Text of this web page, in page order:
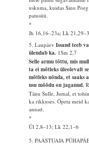
uskuma, kuidas Sinu
patusüü.
*
Jh 16,16–23a; Lk
5. LaupäevIssand teeb
ülendab ka. 1Sm 2,7
Selle armu tõttu, mis
ta ei mõtleks üleolevalt
mõtleks nõnda, et saaks
usu mõõdu on jaganud.
Tänu Sulle, Jumal, et
ka rikkuses. Õpeta meid
annad.
*
Ül 2,8–13; Lk 22,1–6
5. PAASTUAJA